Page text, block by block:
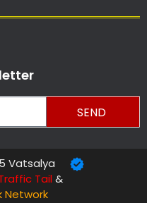
SEND
Vatsalya
Tail&
Network